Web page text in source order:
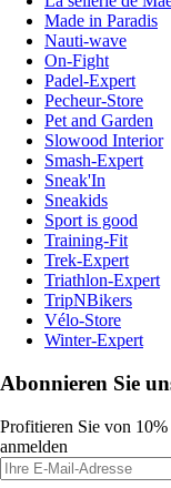
Made in Paradis
Nauti-wave
On-Fight
Padel-Expert
Pecheur-Store
Pet and Garden
Slowood Interior
Smash-Expert
Sneak'In
Sneakids
Sport is good
Training-Fit
Trek-Expert
Triathlon-Expert
TripNBikers
Vélo-Store
Winter-Expert
Abonnieren Sie
Profitieren Sie von
anmelden